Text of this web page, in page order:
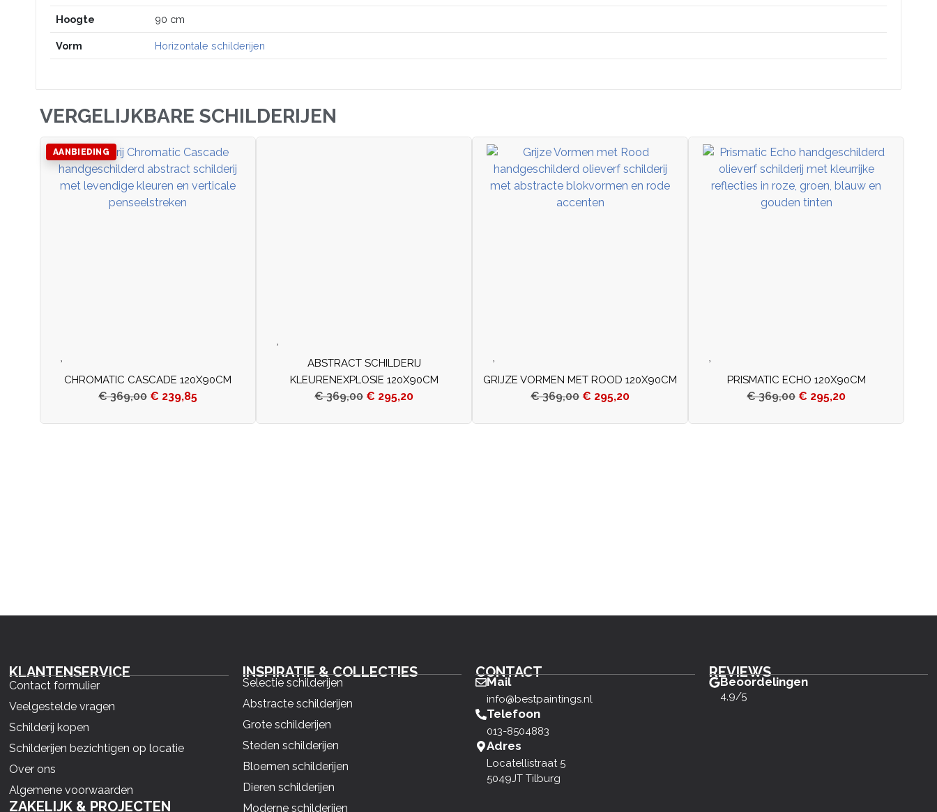
Hoogte 90 cm
Vorm Horizontale schilderijen
VERGELIJKBARE SCHILDERIJEN
AANBIEDING
CHROMATIC CASCADE 120X90CM
€369,00 € 239,85
ABSTRACT SCHILDERIJ
KLEURENEXPLOSIE 120X90CM
€369,00 € 295,20
GRIJZE VORMEN MET ROOD 120X90CM
€369,00 € 295,20
PRISMATIC ECHO 120X90CM
€369,00 € 295,20
KLANTENSERVICE
Contact formulier
Veelgestelde vragen
Schilderij kopen
Schilderijen bezichtigen op locatie
Over ons
Algemene voorwaarden
ZAKELIJK & PROJECTEN
INSPIRATIE & COLLECTIES
Selectie schilderijen
Abstracte schilderijen
Grote schilderijen
Steden schilderijen
Bloemen schilderijen
Dieren schilderijen
Moderne schilderijen
CONTACT
Mail
info@bestpaintings.nl
Telefoon
013-8504883
Adres
Locatellistraat 5
5049JT Tilburg
REVIEWS
Beoordelingen
4,9/5